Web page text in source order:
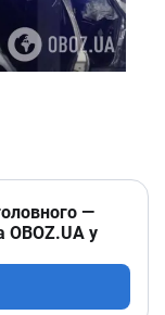
—
OBOZ.UA у